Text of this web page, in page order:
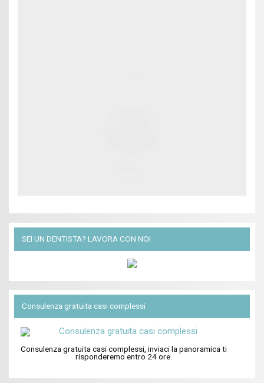
SEI UN DENTISTA? LAVORA CON NOI
Consulenza gratuita casi complessi
Consulenza gratuita casi complessi, inviaci la panoramica ti
risponderemo entro 24 ore.